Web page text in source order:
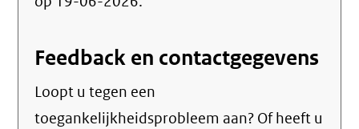
Feedback en contactgegevens
Loopt u tegen een
toegankelijkheidsprobleem aan? Of heeft u